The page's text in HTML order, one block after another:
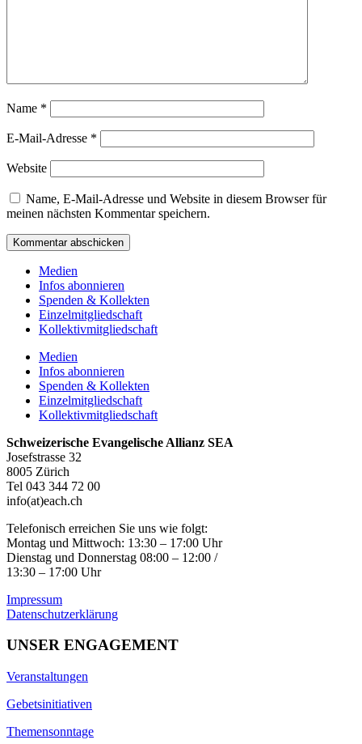
Name *
E-Mail-Adresse *
Website
Name, E-Mail-Adresse und Website in diesem Browser für
meinen nächsten Kommentar speichern.
Medien
Infos abonnieren
Spenden & Kollekten
Einzelmitgliedschaft
Kollektivmitgliedschaft
Medien
Infos abonnieren
Spenden & Kollekten
Einzelmitgliedschaft
Kollektivmitgliedschaft
Schweizerische Evangelische Allianz SEA
Josefstrasse 32
8005 Zürich
Tel 043 344 72 00
info(at)each.ch
Telefonisch erreichen Sie uns wie folgt:
Montag und Mittwoch: 13:30 – 17:00 Uhr
Dienstag und Donnerstag 08:00 – 12:00 /
13:30 – 17:00 Uhr
Impressum
Datenschutzerklärung
UNSER ENGAGEMENT
Veranstaltungen
Gebetsinitiativen
Themensonntage